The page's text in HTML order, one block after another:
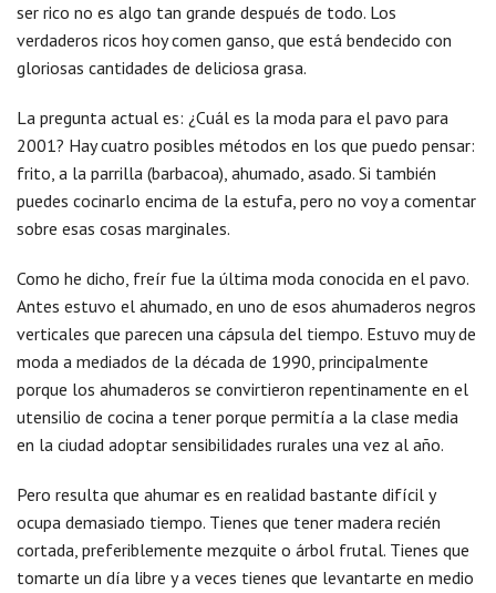
ser rico no es algo tan grande después de todo. Los
verdaderos ricos hoy comen ganso, que está bendecido con
gloriosas cantidades de deliciosa grasa.
La pregunta actual es: ¿Cuál es la moda para el pavo para
2001? Hay cuatro posibles métodos en los que puedo pensar:
frito, a la parrilla (barbacoa), ahumado, asado. Si también
puedes cocinarlo encima de la estufa, pero no voy a comentar
sobre esas cosas marginales.
Como he dicho, freír fue la última moda conocida en el pavo.
Antes estuvo el ahumado, en uno de esos ahumaderos negros
verticales que parecen una cápsula del tiempo. Estuvo muy de
moda a mediados de la década de 1990, principalmente
porque los ahumaderos se convirtieron repentinamente en el
utensilio de cocina a tener porque permitía a la clase media
en la ciudad adoptar sensibilidades rurales una vez al año.
Pero resulta que ahumar es en realidad bastante difícil y
ocupa demasiado tiempo. Tienes que tener madera recién
cortada, preferiblemente mezquite o árbol frutal. Tienes que
tomarte un día libre y a veces tienes que levantarte en medio